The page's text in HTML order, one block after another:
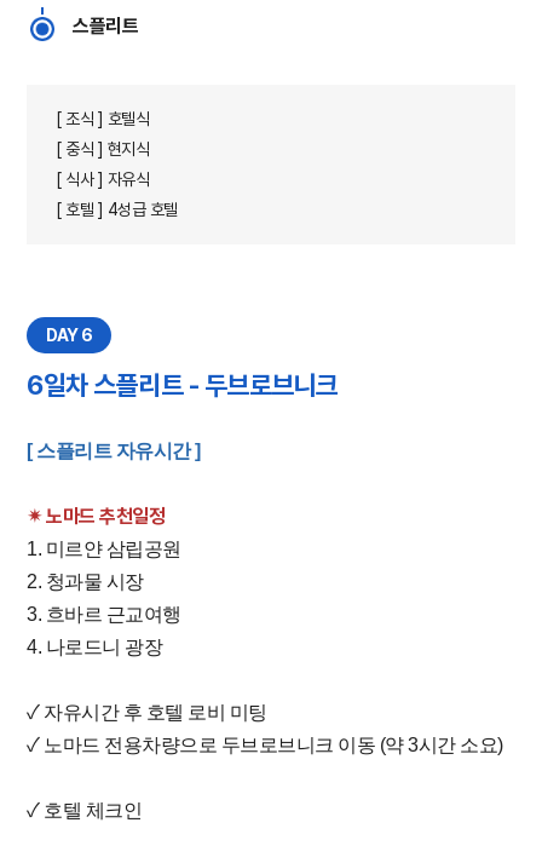
스플리트
[ 조식 ] 호텔식
[ 중식 ] 현지식
[ 식사 ] 자유식
[ 호텔 ] 4성급 호텔
DAY 6
6일차 스플리트 - 두브로브니크
​[ 스플리트 자유시간 ]
✴︎ 노마드 추천일정
1. 미르얀 삼립공원
2. 청과물 시장
3. 흐바르 근교여행
4. 나로드니 광장
✓ 자유시간 후 호텔 로비 미팅
✓ 노마드 전용차량으로 두브로브니크 이동 (약 3시간 소요)
✓ 호텔 체크인